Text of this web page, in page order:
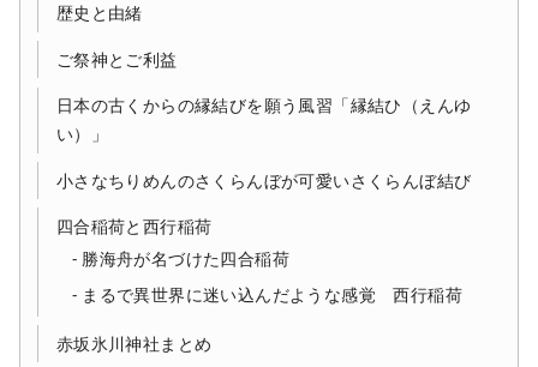
歴史と由緒
ご祭神とご利益
日本の古くからの縁結びを願う風習「縁結ひ（えんゆ
い）」
小さなちりめんのさくらんぼが可愛いさくらんぼ結び
四合稲荷と西行稲荷
勝海舟が名づけた四合稲荷
まるで異世界に迷い込んだような感覚 西行稲荷
赤坂氷川神社まとめ